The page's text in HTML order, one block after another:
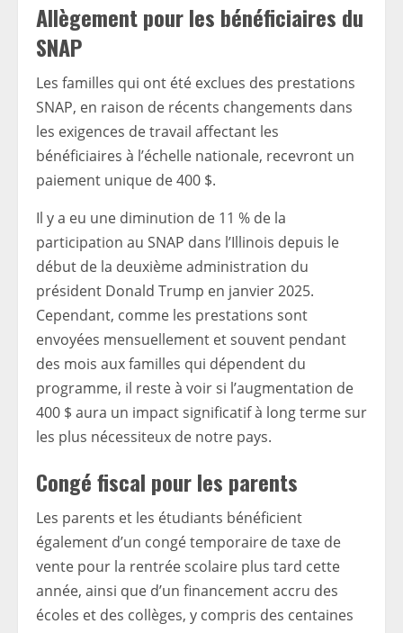
Allègement pour les bénéficiaires du
SNAP
Les familles qui ont été exclues des prestations
SNAP, en raison de récents changements dans
les exigences de travail affectant les
bénéficiaires à l’échelle nationale, recevront un
paiement unique de 400 $.
Il y a eu une diminution de 11 % de la
participation au SNAP dans l’Illinois depuis le
début de la deuxième administration du
président Donald Trump en janvier 2025.
Cependant, comme les prestations sont
envoyées mensuellement et souvent pendant
des mois aux familles qui dépendent du
programme, il reste à voir si l’augmentation de
400 $ aura un impact significatif à long terme sur
les plus nécessiteux de notre pays.
Congé fiscal pour les parents
Les parents et les étudiants bénéficient
également d’un congé temporaire de taxe de
vente pour la rentrée scolaire plus tard cette
année, ainsi que d’un financement accru des
écoles et des collèges, y compris des centaines